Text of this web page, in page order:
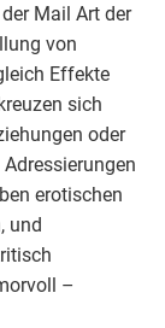
Mail Art der
von
Effekte
sich
oder
erotischen
und
–